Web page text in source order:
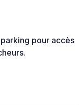
pour accès